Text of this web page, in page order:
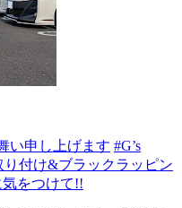
い申し上げます #G’s
り付け&ブラックラッピン
をつけて!!